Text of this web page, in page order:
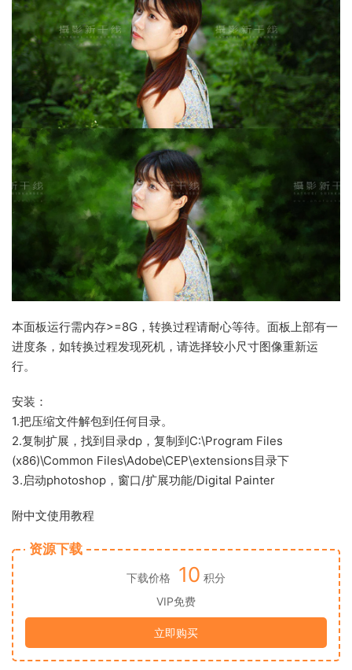
本面板运行需内存>=8G，转换过程请耐心等待。面板上部有一
进度条，如转换过程发现死机，请选择较小尺寸图像重新运
行。
安装：
1.把压缩文件解包到任何目录。
2.复制扩展，找到目录dp，复制到C:\Program Files
(x86)\Common Files\Adobe\CEP\extensions目录下
3.启动photoshop，窗口/扩展功能/Digital Painter
附中文使用教程
资源下载
下载价格 10 积分
VIP免费
立即购买